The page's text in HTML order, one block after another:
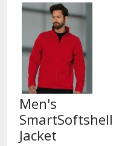
Men's
SmartSoftshell
Jacket